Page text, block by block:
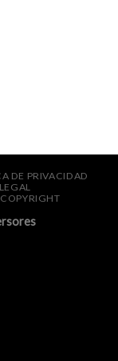
DE PRIVACIDAD
COPYRIGHT